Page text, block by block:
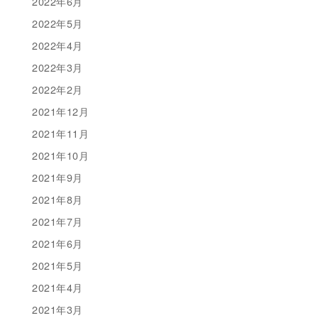
2022年5月
2022年4月
2022年3月
2022年2月
2021年12月
2021年11月
2021年10月
2021年9月
2021年8月
2021年7月
2021年6月
2021年5月
2021年4月
2021年3月